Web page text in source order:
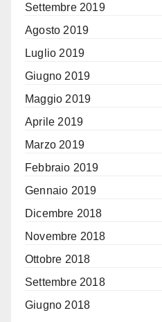
Settembre 2019
Agosto 2019
Luglio 2019
Giugno 2019
Maggio 2019
Aprile 2019
Marzo 2019
Febbraio 2019
Gennaio 2019
Dicembre 2018
Novembre 2018
Ottobre 2018
Settembre 2018
Giugno 2018